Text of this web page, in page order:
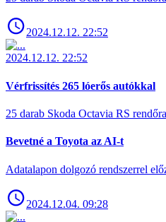
2024.12.12. 22:52
2024.12.12. 22:52
Vérfrissítés 265 lóerős autókkal
25 darab Skoda Octavia RS
Bevetné a Toyota az AI-t
Adatalapon dolgozó rendszerrel
2024.12.04. 09:28